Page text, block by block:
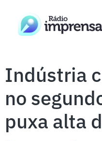
Indústria
no
puxa alta